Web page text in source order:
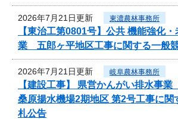
2026年7月21日更新 東濃農林事務所
【東治工第0801号】公共 機能強化
業 五郎ヶ平地区工事に関する一般
2026年7月21日更新 岐阜農林事務所
【建設工事】 県営かんがい排水事業
桑原揚水機場2期地区 第2号工事に関
札公告